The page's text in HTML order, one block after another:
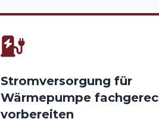
Stromversorgung für
Wärmepumpe
vorbereiten